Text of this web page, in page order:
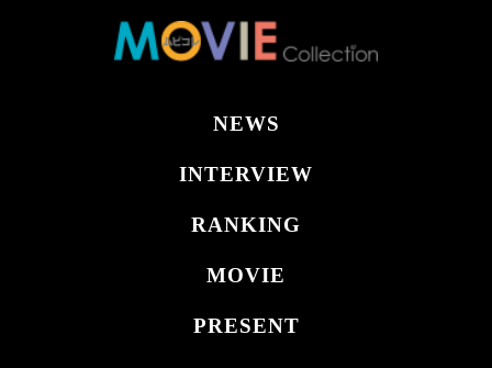
NEWS
INTERVIEW
RANKING
MOVIE
PRESENT